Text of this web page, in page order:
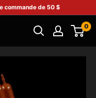
commande de 50 $
0